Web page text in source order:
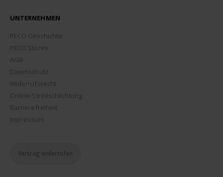
UNTERNEHMEN
PECO Geschichte
PECO Stores
AGB
Datenschutz
Widerrufsrecht
Online-Streitschlichtung
Barrierefreiheit
Impressum
Vertrag widerrufen